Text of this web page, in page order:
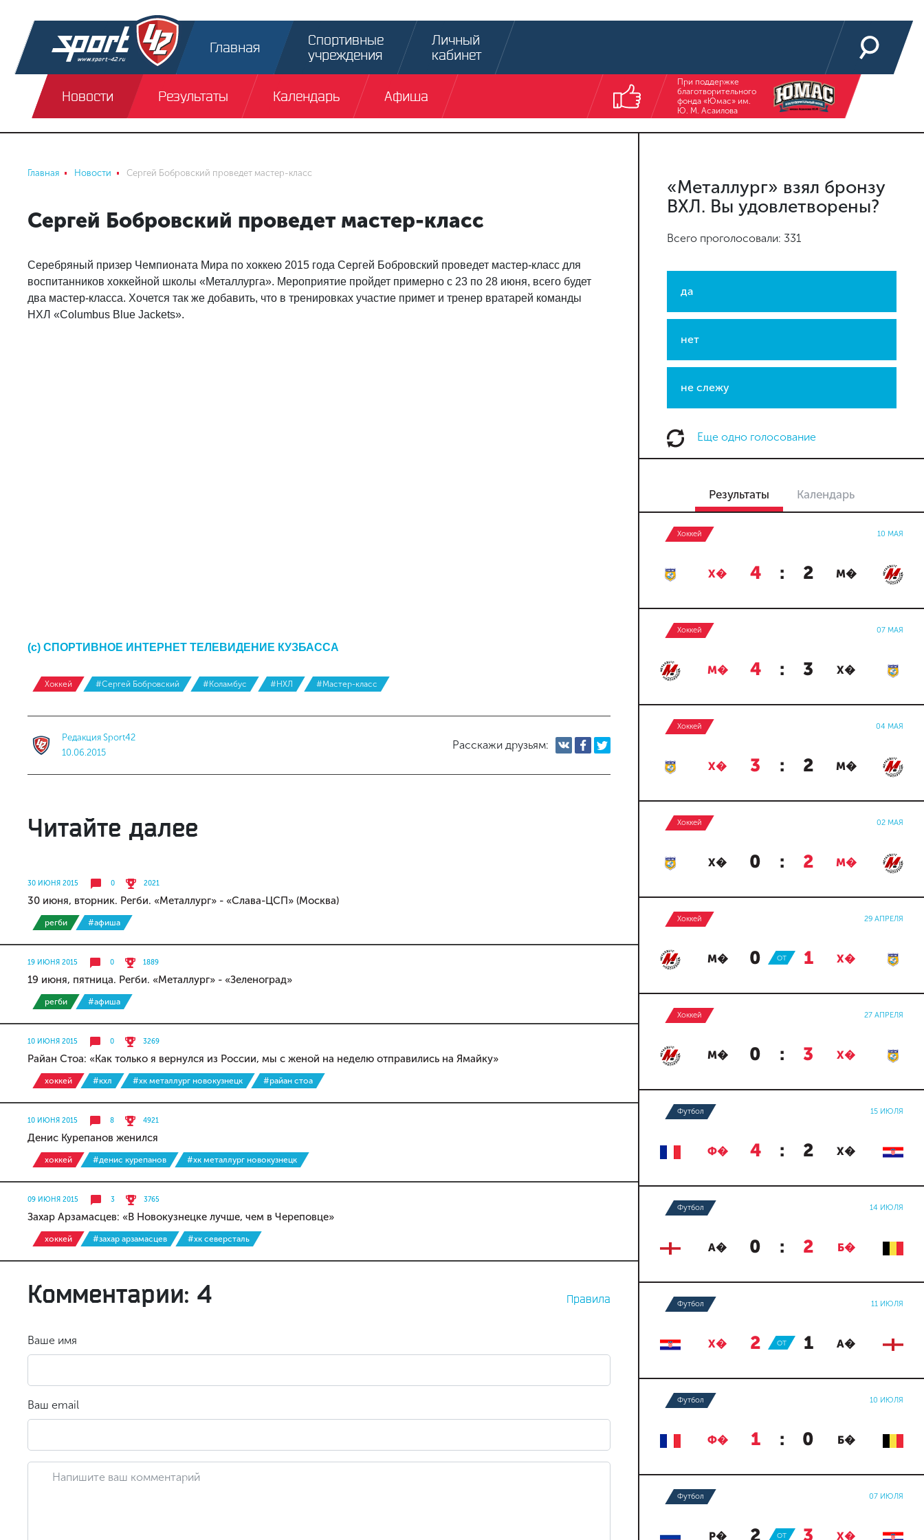
Главная
Спортивные
учреждения
Личный
кабинет
Новости Результаты Календарь Афиша
При поддержке
благотворительного
фонда «Юмас» им.
Ю. М. Асаилова
Главная Новости Сергей Бобровский проведет мастер-класс
Сергей Бобровский проведет мастер-класс
Серебряный призер Чемпионата Мира по хоккею 2015 года Сергей Бобровский проведет мастер-класс для
воспитанников хоккейной школы «Металлурга». Мероприятие пройдет примерно с 23 по 28 июня, всего будет
два мастер-класса. Хочется так же добавить, что в тренировках участие примет и тренер вратарей команды
НХЛ «Columbus Blue Jackets».
(с) СПОРТИВНОЕ ИНТЕРНЕТ ТЕЛЕВИДЕНИЕ КУЗБАССА
Хоккей #Сергей Бобровский #Коламбус #НХЛ #Мастер-класс
Редакция Sport42
10.06.2015
Расскажи друзьям:
Читайте далее
30 ИЮНЯ 2015 0 2021
30 июня, вторник. Регби. «Металлург» - «Слава-ЦСП» (Москва)
регби #афиша
19 ИЮНЯ 2015 0 1889
19 июня, пятница. Регби. «Металлург» - «Зеленоград»
регби #афиша
10 ИЮНЯ 2015 0 3269
Райан Стоа: «Как только я вернулся из России, мы с женой на неделю отправились на Ямайку»
хоккей #кхл #хк металлург новокузнецк #райан стоа
10 ИЮНЯ 2015 8 4921
Денис Курепанов женился
хоккей #денис курепанов #хк металлург новокузнецк
09 ИЮНЯ 2015 3 3765
Захар Арзамасцев: «В Новокузнецке лучше, чем в Череповце»
хоккей #захар арзамасцев #хк северсталь
Комментарии: 4 Правила
Ваше имя
Ваш email
«Металлург» взял бронзу
ВХЛ. Вы удовлетворены?
Всего проголосовали: 331
да
нет
не слежу
Еще одно голосование
Результаты Календарь
Хоккей 10 МАЯ
Х� 4 : 2 М�
Хоккей 07 МАЯ
М� 4 : 3 Х�
Хоккей 04 МАЯ
Х� 3 : 2 М�
Хоккей 02 МАЯ
Х� 0 : 2 М�
Хоккей 29 АПРЕЛЯ
М� 0 : 1 Х�
ОТ
Хоккей 27 АПРЕЛЯ
М� 0 : 3 Х�
Футбол 15 ИЮЛЯ
Ф� 4 : 2 Х�
Футбол 14 ИЮЛЯ
А� 0 : 2 Б�
Футбол 11 ИЮЛЯ
Х� 2 : 1 А�
ОТ
Футбол 10 ИЮЛЯ
Ф� 1 : 0 Б�
Футбол 07 ИЮЛЯ
Р� 2 : 3 Х�
ОТ